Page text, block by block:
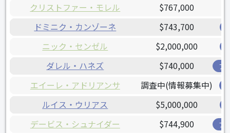
クリストファー・モレル
$767,000
ドミニク・カンゾーネ
$743,700
ニック・センゼル $2,000,000
ダレル・ハネズ $740,000 ア
エイーレ・アドリアンサ 調査中(情報募集中)
ルイス・ウリアス $5,000,000
デービス・シュナイダー $744,900 ブ